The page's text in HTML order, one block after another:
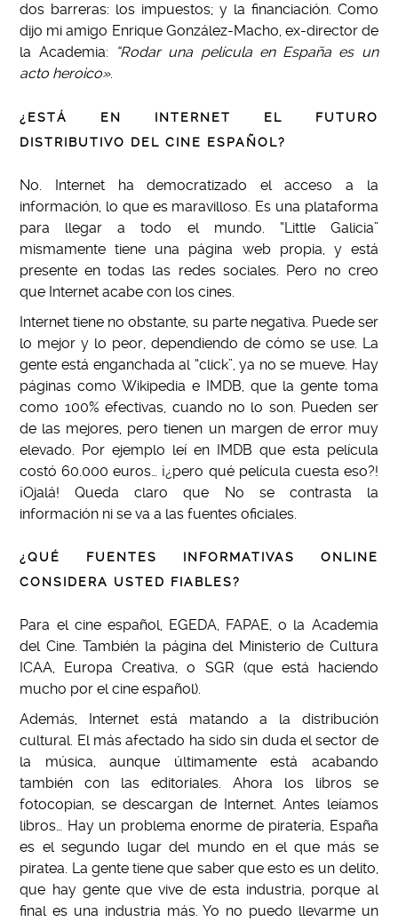
dos barreras: los impuestos; y la financiación. Como
dijo mi amigo Enrique González-Macho, ex-director de
la Academia:
“Rodar una película en España es un
acto heroico».
¿ESTÁ EN INTERNET EL FUTURO
DISTRIBUTIVO DEL CINE ESPAÑOL?
No. Internet ha democratizado el acceso a la
información, lo que es maravilloso. Es una plataforma
para llegar a todo el mundo. “Little Galicia”
mismamente tiene una página web propia, y está
presente en todas las redes sociales. Pero no creo
que Internet acabe con los cines.
Internet tiene no obstante, su parte negativa. Puede ser
lo mejor y lo peor, dependiendo de cómo se use. La
gente está enganchada al “click”, ya no se mueve. Hay
páginas como Wikipedia e IMDB, que la gente toma
como 100% efectivas, cuando no lo son. Pueden ser
de las mejores, pero tienen un margen de error muy
elevado. Por ejemplo leí en IMDB que esta película
costó 60.000 euros… ¡¿pero qué película cuesta eso?!
¡Ojalá! Queda claro que No se contrasta la
información ni se va a las fuentes oficiales.
¿QUÉ FUENTES INFORMATIVAS ONLINE
CONSIDERA USTED FIABLES?
Para el cine español, EGEDA, FAPAE, o la Academia
del Cine. También la página del Ministerio de Cultura
ICAA, Europa Creativa, o SGR (que está haciendo
mucho por el cine español).
Además, Internet está matando a la distribución
cultural. El más afectado ha sido sin duda el sector de
la música, aunque últimamente está acabando
también con las editoriales. Ahora los libros se
fotocopian, se descargan de Internet. Antes leíamos
libros… Hay un problema enorme de piratería, España
es el segundo lugar del mundo en el que más se
piratea. La gente tiene que saber que esto es un delito,
que hay gente que vive de esta industria, porque al
final es una industria más. Yo no puedo llevarme un